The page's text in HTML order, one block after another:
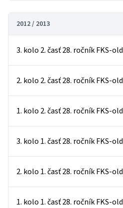
2012 / 2013
3. kolo 2. časť 28. ročník FKS-old
2. kolo 2. časť 28. ročník FKS-old
1. kolo 2. časť 28. ročník FKS-old
3. kolo 1. časť 28. ročník FKS-old
2. kolo 1. časť 28. ročník FKS-old
1. kolo 1. časť 28. ročník FKS-old